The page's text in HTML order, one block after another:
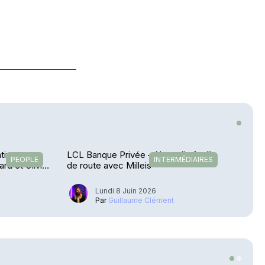
PEOPLE
pour
et Olivier
INTERMÉDIAIRES
LCL Banque Privée – Nouvelle feuille
de route avec Milleis
Lundi 8 Juin 2026
Par Guillaume Clément